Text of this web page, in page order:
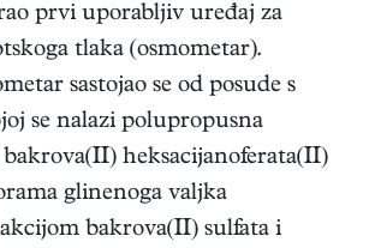
prvi uporabljiv uređaj za
tlaka (osmometar).
sastojao se od posude s
se nalazi polupropusna
heksacijanoferata(II)
glinenoga valjka
bakrova(II) sulfata i